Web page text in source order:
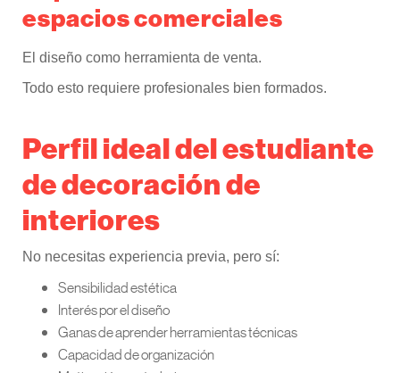
espacios comerciales
El diseño como herramienta de venta.
Todo esto requiere profesionales bien formados.
Perfil ideal del estudiante
de decoración de
interiores
No necesitas experiencia previa, pero sí:
Sensibilidad estética
Interés por el diseño
Ganas de aprender herramientas técnicas
Capacidad de organización